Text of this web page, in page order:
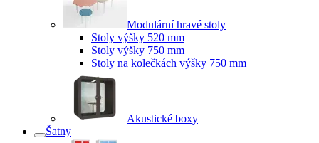
Modulární hravé stoly
Stoly výšky 520 mm
Stoly výšky 750 mm
Stoly na kolečkách výšky 750 mm
Akustické boxy
Šatny